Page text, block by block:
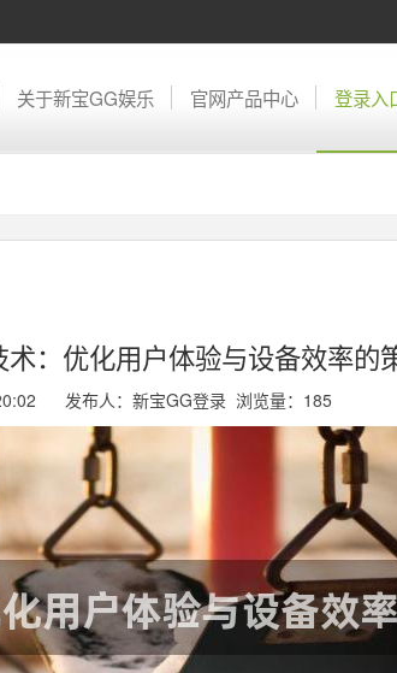
关于新宝GG娱乐 官网产品中心 登录入
：优化用户体验与设备效率的
发布人：新宝GG登录 浏览量： 185